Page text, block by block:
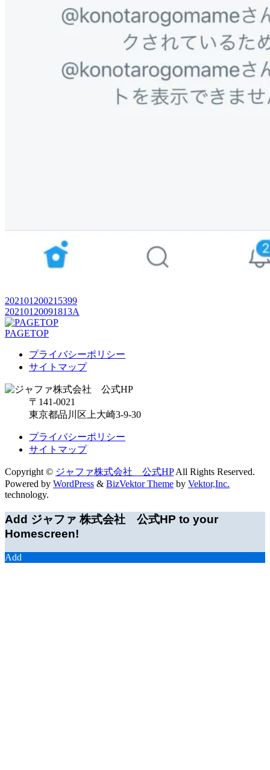
202101200215399
20210120091813A
PAGETOP
プライバシーポリシー
サイトマップ
〒141-0021
東京都品川区上大崎3-9-30
プライバシーポリシー
サイトマップ
Copyright © ジャファ株式会社 公式HPAll Rights Reserved.
Powered by WordPress & BizVektor Theme by Vektor,Inc.
technology.
Add ジャファ 株式会社 公式HP to your
Homescreen!
Add